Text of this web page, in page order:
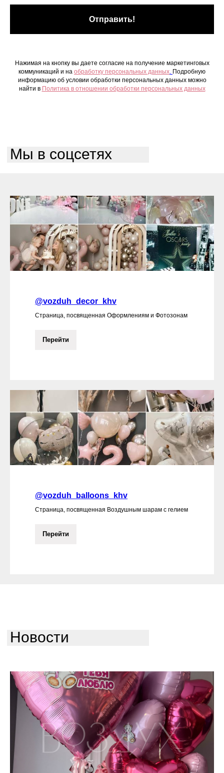
Отправить!
Нажимая на кнопку вы даете согласие на получение маркетинговых
коммуникаций и на обработку персональных данных. Подробную
информацию об условии обработки персональных данных можно
найти в Политика в отношении обработки персональных данных
Мы в соцсетях
@vozduh_decor_khv
Страница, посвященная Оформлениям и Фотозонам
Перейти
@vozduh_balloons_khv
Страница, посвященная Воздушным шарам с гелием
Перейти
Новости